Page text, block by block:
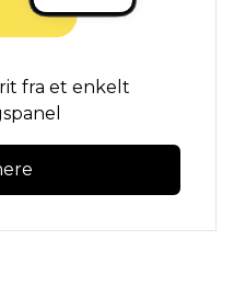
fra et enkelt